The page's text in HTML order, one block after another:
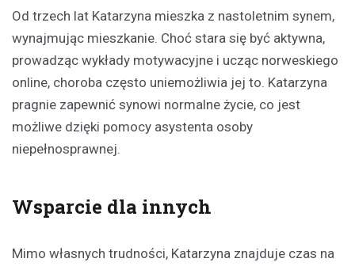
Od trzech lat Katarzyna mieszka z nastoletnim synem,
wynajmując mieszkanie. Choć stara się być aktywna,
prowadząc wykłady motywacyjne i ucząc norweskiego
online, choroba często uniemożliwia jej to. Katarzyna
pragnie zapewnić synowi normalne życie, co jest
możliwe dzięki pomocy asystenta osoby
niepełnosprawnej.
Wsparcie dla innych
Mimo własnych trudności, Katarzyna znajduje czas na